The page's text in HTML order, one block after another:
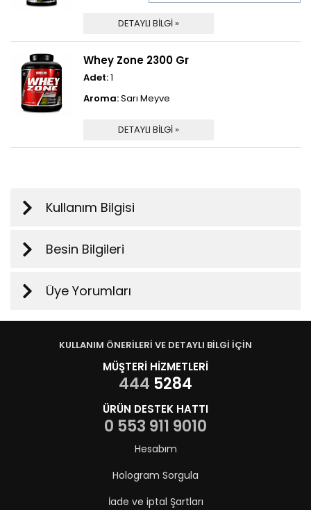
DETAYLI BİLGİ »
Whey Zone 2300 Gr
Adet:1
Aroma:Sarı Meyve
DETAYLI BİLGİ »
Kullanım Bilgisi
Besin Bilgileri
Üye Yorumları
KULLANIM ÖNERİLERİ VE DETAYLI BİLGİ İÇİN
MÜŞTERİ HİZMETLERİ
444 5284
ÜRÜN DESTEK HATTI
0 553 911 9010
Hesabım
Hologram Sorgula
İade ve iptal Şartları